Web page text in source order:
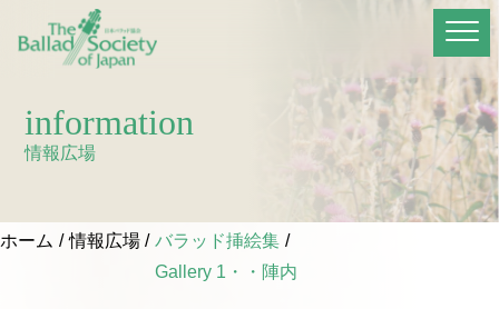
information
情報広場
ホーム 情報広場
バラッド挿絵集
Gallery 1・・陣内